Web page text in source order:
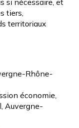
si nécessaire, et
tiers,
territoriaux
Rhône-
économie,
Auvergne-